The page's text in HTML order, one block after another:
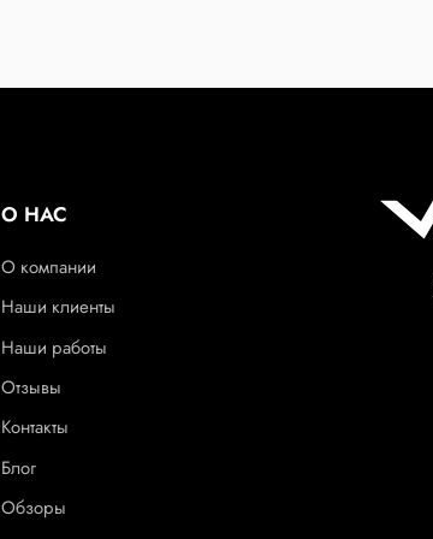
О НАС
О компании
Наши клиенты
Наши работы
Отзывы
Контакты
Блог
Обзоры